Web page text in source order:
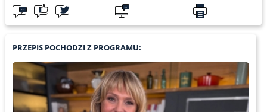
PRZEPIS POCHODZI Z PROGRAMU: